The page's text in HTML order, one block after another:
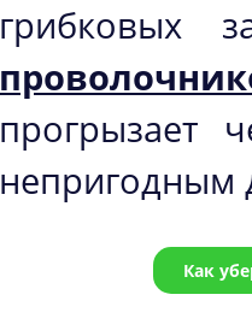
грибковых
прогрызает
непригодным
Как